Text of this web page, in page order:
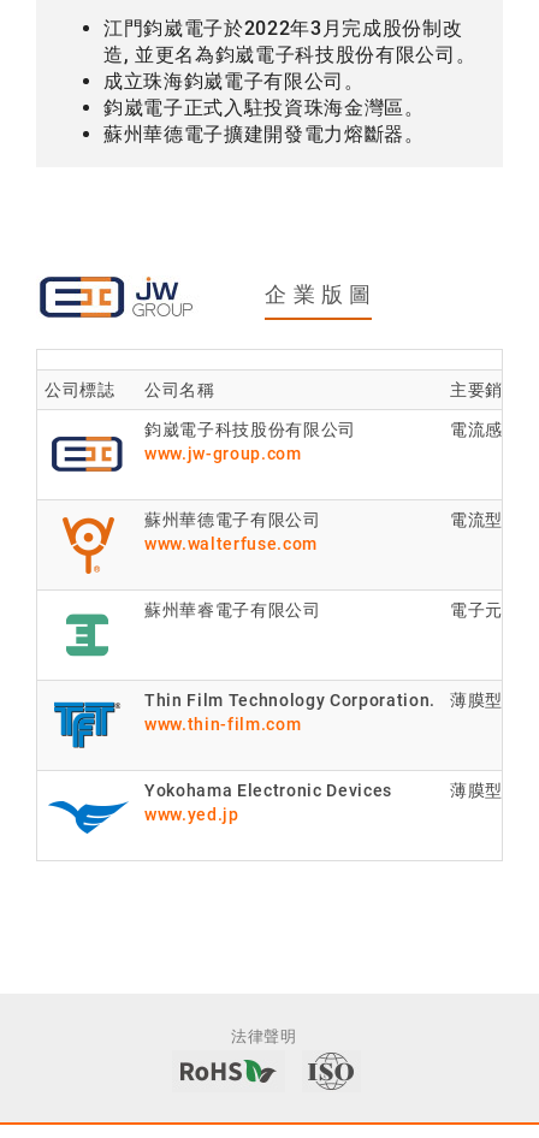
江門鈞崴電子於2022年3月完成股份制改
造, 並更名為鈞崴電子科技股份有限公司。
成立珠海鈞崴電子有限公司。
鈞崴電子正式入駐投資珠海金灣區。
蘇州華德電子擴建開發電力熔斷器。
企 業 版 圖
公司標誌 公司名稱 主要銷售
鈞崴電子科技股份有限公司
www.jw-group.com
電流感測
蘇州華德電子有限公司
www.walterfuse.com
電流型保
蘇州華睿電子有限公司 電子元器
Thin Film Technology Corporation.
www.thin-film.com
薄膜型精
Yokohama Electronic Devices
www.yed.jp
薄膜型精
法律聲明